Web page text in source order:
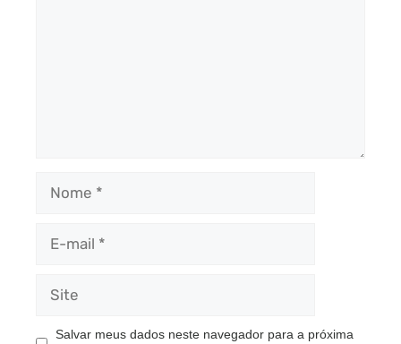
mail
Salvar meus dados neste navegador para a próxima